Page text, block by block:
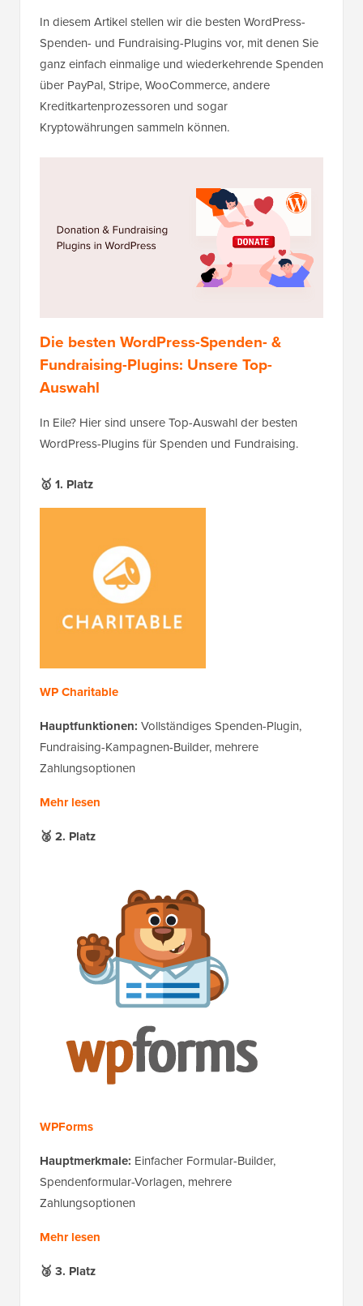
In diesem Artikel stellen wir die besten WordPress-
Spenden- und Fundraising-Plugins vor, mit denen Sie
ganz einfach einmalige und wiederkehrende Spenden
über PayPal, Stripe, WooCommerce, andere
Kreditkartenprozessoren und sogar
Kryptowährungen sammeln können.
Die besten WordPress-Spenden- &
Fundraising-Plugins: Unsere Top-
Auswahl
In Eile? Hier sind unsere Top-Auswahl der besten
WordPress-Plugins für Spenden und Fundraising.
🥇 1. Platz
WP Charitable
Hauptfunktionen: Vollständiges Spenden-Plugin,
Fundraising-Kampagnen-Builder, mehrere
Zahlungsoptionen
Mehr lesen
🥈 2. Platz
WPForms
Hauptmerkmale: Einfacher Formular-Builder,
Spendenformular-Vorlagen, mehrere
Zahlungsoptionen
Mehr lesen
🥉 3. Platz